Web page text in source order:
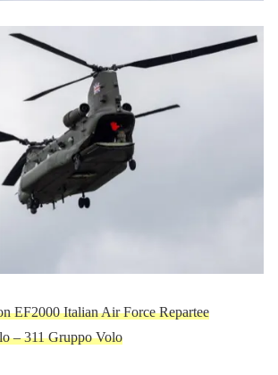
EF2000 Italian Air Force Repartee
– 311 Gruppo Volo